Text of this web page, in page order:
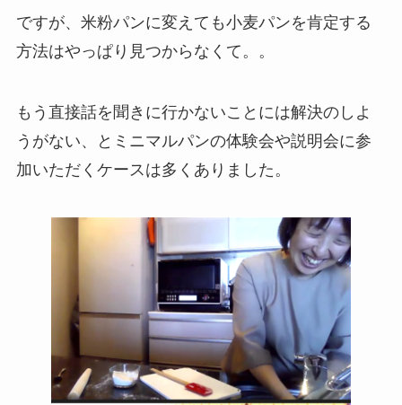
ですが、米粉パンに変えても小麦パンを肯定する
方法はやっぱり見つからなくて。。
もう直接話を聞きに行かないことには解決のしよ
うがない、とミニマルパンの体験会や説明会に参
加いただくケースは多くありました。